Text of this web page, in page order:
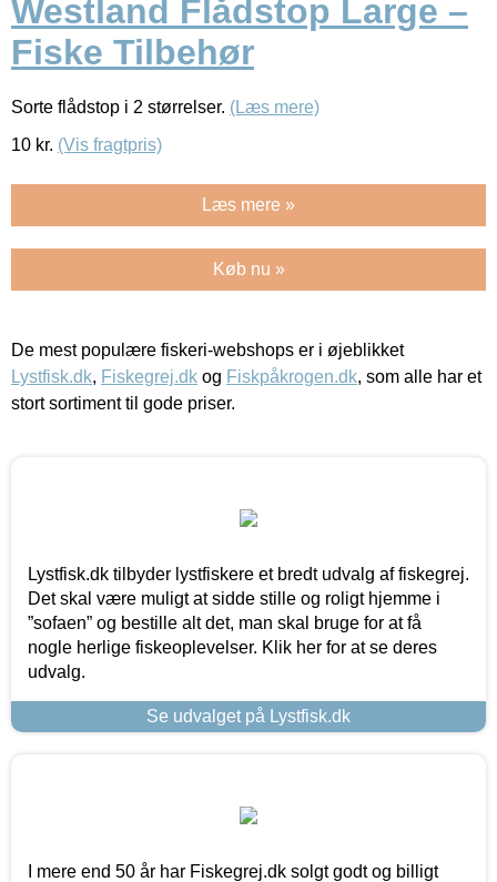
Westland Flådstop Large –
Fiske Tilbehør
Sorte flådstop i 2 størrelser. (Læs mere)
10 kr. (Vis fragtpris)
Læs mere »
Køb nu »
De mest populære fiskeri-webshops er i øjeblikket
Lystfisk.dk, Fiskegrej.dk og Fiskpåkrogen.dk, som alle har et
stort sortiment til gode priser.
Lystfisk.dk tilbyder lystfiskere et bredt udvalg af fiskegrej.
Det skal være muligt at sidde stille og roligt hjemme i
”sofaen” og bestille alt det, man skal bruge for at få
nogle herlige fiskeoplevelser. Klik her for at se deres
udvalg.
Se udvalget på Lystfisk.dk
I mere end 50 år har Fiskegrej.dk solgt godt og billigt